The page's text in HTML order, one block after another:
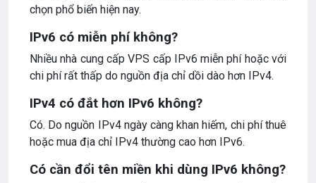
chọn phổ biến hiện nay.
IPv6 có miễn phí không?
Nhiều nhà cung cấp VPS cấp IPv6 miễn phí hoặc với
chi phí rất thấp do nguồn địa chỉ dồi dào hơn IPv4.
IPv4 có đắt hơn IPv6 không?
Có. Do nguồn IPv4 ngày càng khan hiếm, chi phí thuê
hoặc mua địa chỉ IPv4 thường cao hơn IPv6.
Có cần đổi tên miền khi dùng IPv6 không?